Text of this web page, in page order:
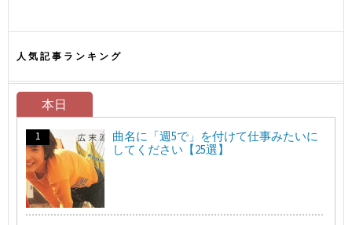
人気記事ランキング
本日
曲名に「週5で」を付けて仕事みたいに
してください【25選】